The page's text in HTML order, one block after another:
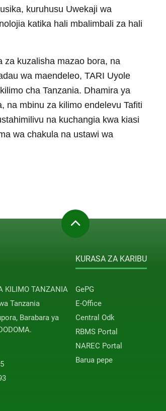
kuruhusu Uwekaji wa
katika hali mbalimbali za hali
za kuzalisha mazao bora, na
wa maendeleo, TARI Uyole
cha Tanzania. Dhamira ya
na mbinu za kilimo endelevu Tafiti
na kuchangia kwa kiasi
wa chakula na ustawi wa
KILIMO TANZANIA
Tanzania
Barabara ya
KURASA ZA KARIBU
GePG
E-Office
Central Odk
RBMS Portal
NAREC Portal
Barua pepe